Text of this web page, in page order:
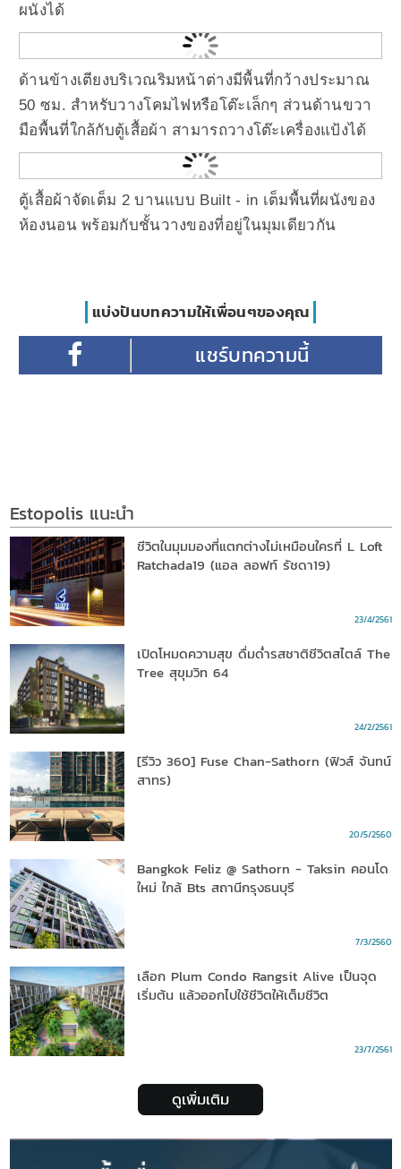
ผนังได้
ด้านข้างเตียงบริเวณริมหน้าต่างมีพื้นที่กว้างประมาณ
50 ซม. สำหรับวางโคมไฟหรือโต๊ะเล็กๆ ส่วนด้านขวา
มือพื้นที่ใกล้กับตู้เสื้อผ้า สามารถวางโต๊ะเครื่องแป้งได้
ตู้เสื้อผ้าจัดเต็ม 2 บานแบบ Built - in เต็มพื้นที่ผนังของ
ห้องนอน พร้อมกับชั้นวางของที่อยู่ในมุมเดียวกัน
แบ่งปันบทความให้เพื่อนๆของคุณ
Estopolis แนะนำ
ชีวิตในมุมมองที่แตกต่างไม่เหมือนใครที่ L Loft
Ratchada19 (แอล ลอฟท์ รัชดา19)
23/4/2561
เปิดโหมดความสุข ดื่มด่ำรสชาติชีวิตสไตล์ The
Tree สุขุมวิท 64
24/2/2561
[รีวิว 360] Fuse Chan-Sathorn (ฟิวส์ จันทน์
สาทร)
20/5/2560
Bangkok Feliz @ Sathorn - Taksin คอนโด
ใหม่ ใกล้ Bts สถานีกรุงธนบุรี
7/3/2560
เลือก Plum Condo Rangsit Alive เป็นจุด
เริ่มต้น แล้วออกไปใช้ชีวิตให้เต็มชีวิต
23/7/2561
ดูเพิ่มเติม